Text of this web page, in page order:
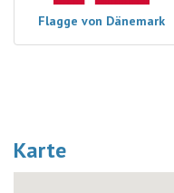
Flagge von Dänemark
Karte